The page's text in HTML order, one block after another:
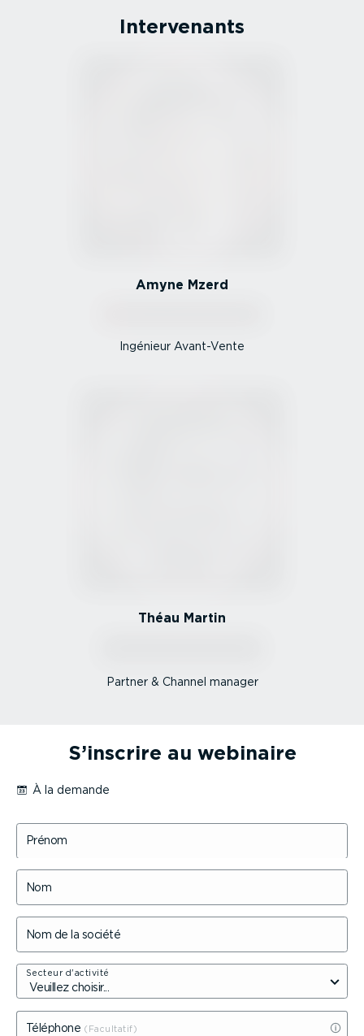
Inter­ve­nants
Amyne Mzerd
Ingénieur Avant-Vente
Théau Martin
Partner & Channel manager
S’inscrire au webinaire
À la demande
Prénom
Nom
Nom de la société
Secteur d'activité
Téléphone